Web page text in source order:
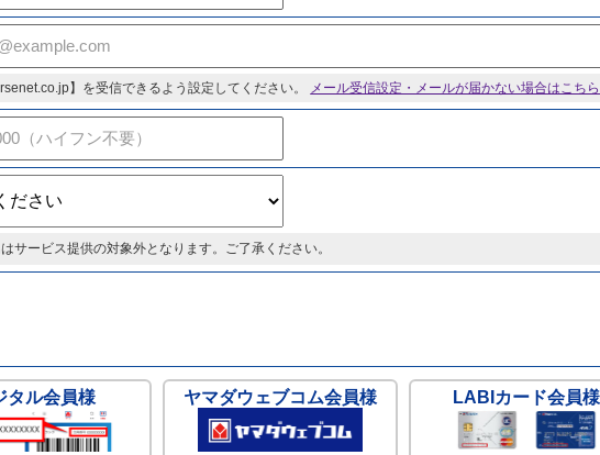
】を受信できるよう設定してください。 メール受信設定・メールが届かない場合はこちら
サービス提供の対象外となります。ご了承ください。
タル会員様 ヤマダウェブコム会員様 LABIカード会員様